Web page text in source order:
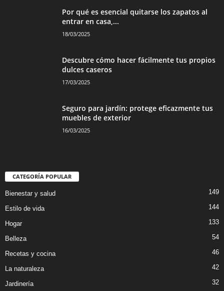
Por qué es esencial quitarse los zapatos al
entrar en casa,...
18/03/2025
Descubre cómo hacer fácilmente tus propios
dulces caseros
17/03/2025
Seguro para jardín: protege eficazmente tus
muebles de exterior
16/03/2025
CATEGORÍA POPULAR
Bienestar y salud 149
Estilo de vida 144
Hogar 133
Belleza 54
Recetas y cocina 46
La naturaleza 42
Jardinería 32